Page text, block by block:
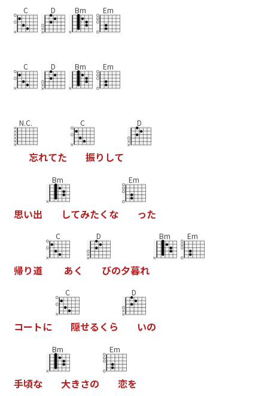
C D Bm Em
C D Bm Em
N.C.
忘れてた
C
振り して
D
思い出
Bm
してみたく な
Em
った
帰り道
C
あ く
D
びの夕暮れ
Bm Em
コー トに
C
隠せる く ら
D
いの
手頃な
Bm
大きさの
Em
恋を